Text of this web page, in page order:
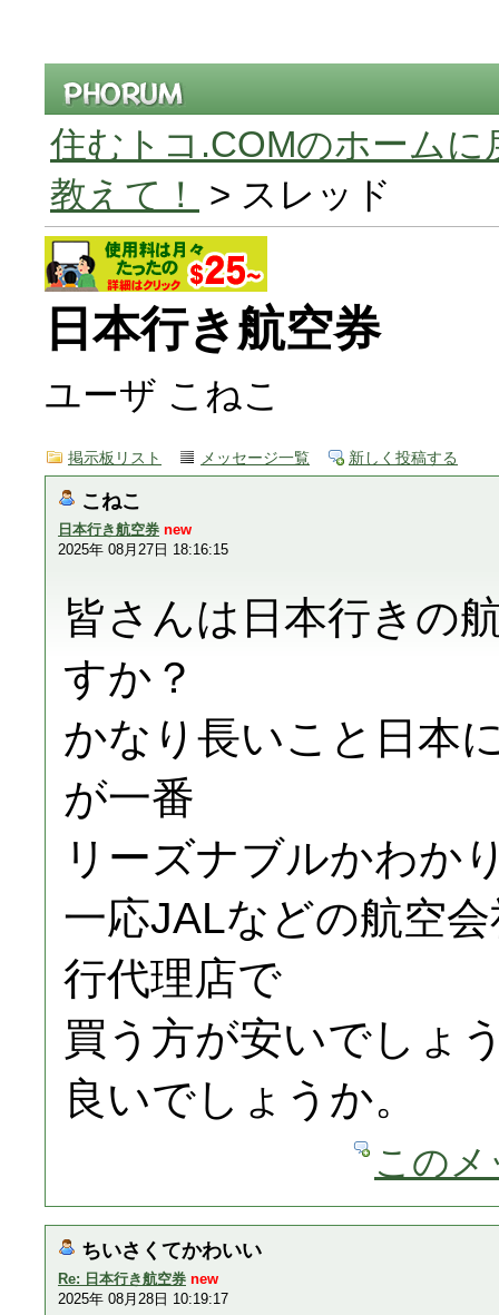
住むトコ.COMのホームに
教えて！
> スレッド
日本行き航空券
ユーザ こねこ
掲示板リスト メッセージ一覧 新しく投稿する
こねこ
日本行き航空券 new
2025年 08月27日 18:16:15
皆さんは日本行きの
すか？
かなり長いこと日本
が一番
リーズナブルかわか
一応JALなどの航空
行代理店で
買う方が安いでしょ
良いでしょうか。
この
ちいさくてかわいい
Re: 日本行き航空券 new
2025年 08月28日 10:19:17